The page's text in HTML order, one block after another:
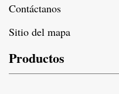
Contáctanos
Sitio del mapa
Productos